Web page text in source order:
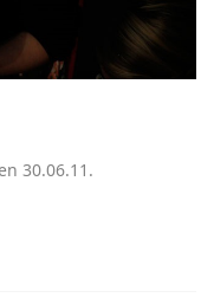
30.06.11.